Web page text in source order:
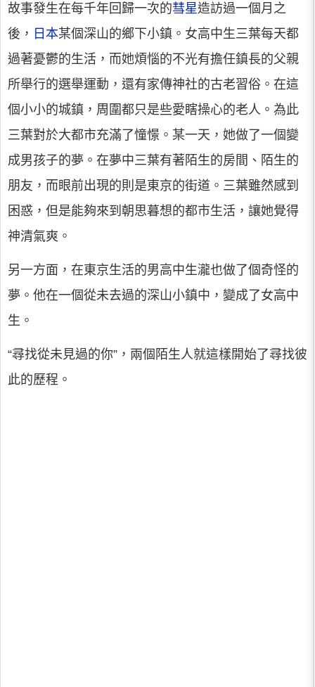
故事發生在每千年回歸一次的彗星造訪過一個月之
後， 日本某個深山的鄉下小鎮。女高中生三葉每天都
過著憂鬱的生活，而她煩惱的不光有擔任鎮長的父親
所舉行的選舉運動，還有家傳神社的古老習俗。在這
個小小的城鎮，周圍都只是些愛瞎操心的老人。為此
三葉對於大都市充滿了憧憬。某一天，她做了一個變
成男孩子的夢。在夢中三葉有著陌生的房間、陌生的
朋友，而眼前出現的則是東京的街道。三葉雖然感到
困惑，但是能夠來到朝思暮想的都市生活，讓她覺得
神清氣爽。
另一方面，在東京生活的男高中生瀧也做了個奇怪的
夢。他在一個從未去過的深山小鎮中，變成了女高中
生。
“尋找從未見過的你”，兩個陌生人就這樣開始了尋找彼
此的歷程。